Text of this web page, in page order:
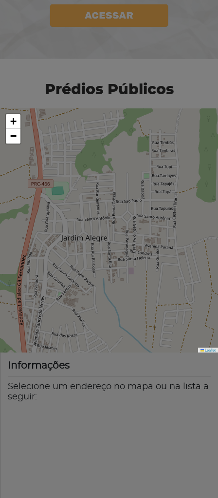
Prédios Públicos
+
−
Leaflet
Informações
Selecione um endereço no mapa ou na lista a
seguir: